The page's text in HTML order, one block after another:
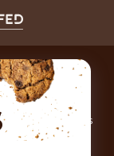
concocter de
chef ?
vous
des meilleures
pâtisserie,
de cuisine,